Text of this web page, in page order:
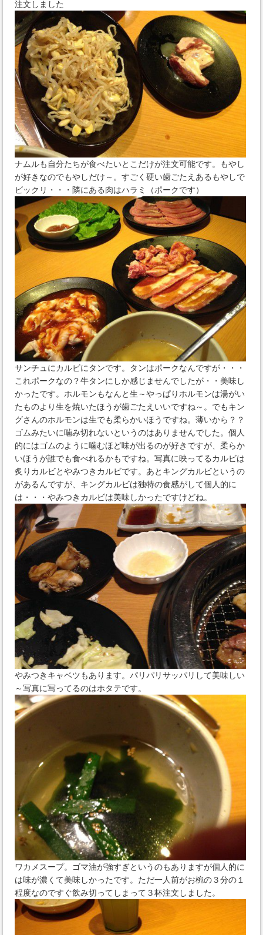
注文しました
ナムルも自分たちが食べたいとこだけが注文可能です。もやし
が好きなのでもやしだけ～。すごく硬い歯ごたえあるもやしで
ビックリ・・・隣にある肉はハラミ（ポークです）
サンチュにカルビにタンです。タンはポークなんですが・・・
これポークなの？牛タンにしか感じませんでしたが・・美味し
かったです。ホルモンもなんと生～やっぱりホルモンは湯がい
たものより生を焼いたほうが歯ごたえいいですね～。でもキン
グさんのホルモンは生でも柔らかいほうですね。薄いから？？
ゴムみたいに噛み切れないというのはありませんでした。個人
的にはゴムのように噛むほど味が出るのが好きですが、柔らか
いほうが誰でも食べれるかもですね。写真に映ってるカルビは
炙りカルビとやみつきカルビです。あとキングカルビというの
があるんですが、キングカルビは独特の食感がして個人的に
は・・・やみつきカルビは美味しかったですけどね。
やみつきキャベツもあります。パリパリサッパリして美味しい
～写真に写ってるのはホタテです。
ワカメスープ。ゴマ油が強すぎというのもありますが個人的に
は味が濃くて美味しかったです。ただ一人前がお椀の３分の１
程度なのですぐ飲み切ってしまって３杯注文しました。